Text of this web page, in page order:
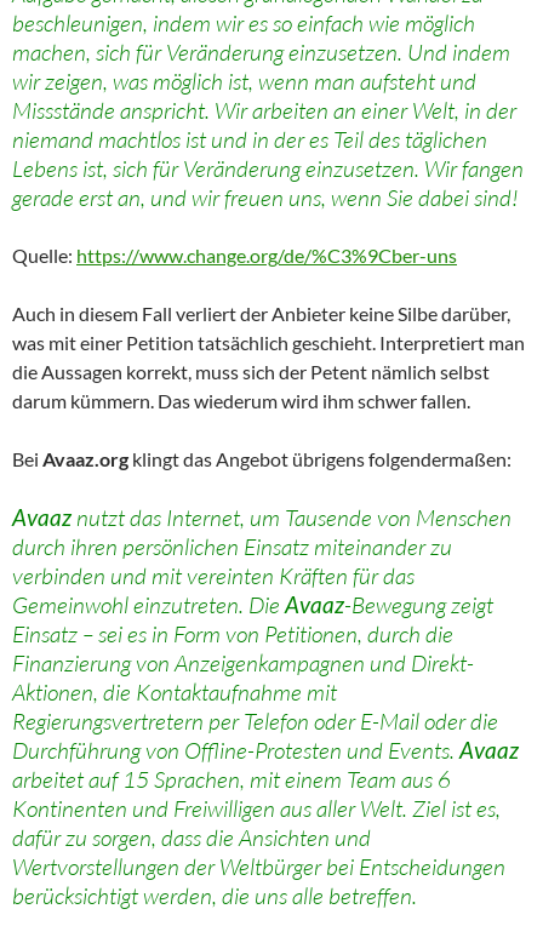
beschleunigen, indem wir es so einfach wie möglich
machen, sich für Veränderung einzusetzen. Und indem
wir zeigen, was möglich ist, wenn man aufsteht und
Missstände anspricht. Wir arbeiten an einer Welt, in der
niemand machtlos ist und in der es Teil des täglichen
Lebens ist, sich für Veränderung einzusetzen. Wir fangen
gerade erst an, und wir freuen uns, wenn Sie dabei sind!
Quelle: https://www.change.org/de/%C3%9Cber-uns
Auch in diesem Fall verliert der Anbieter keine Silbe darüber,
was mit einer Petition tatsächlich geschieht. Interpretiert man
die Aussagen korrekt, muss sich der Petent nämlich selbst
darum kümmern. Das wiederum wird ihm schwer fallen.
Bei Avaaz.org klingt das Angebot übrigens folgendermaßen:
Avaaz nutzt das Internet, um Tausende von Menschen
durch ihren persönlichen Einsatz miteinander zu
verbinden und mit vereinten Kräften für das
Gemeinwohl einzutreten. DieAvaaz-Bewegung zeigt
Einsatz – sei es in Form von Petitionen, durch die
Finanzierung von Anzeigenkampagnen und Direkt-
Aktionen, die Kontaktaufnahme mit
Regierungsvertretern per Telefon oder E-Mail oder die
Durchführung von Offline-Protesten und Events.Avaaz
arbeitet auf 15 Sprachen, mit einem Team aus 6
Kontinenten und Freiwilligen aus aller Welt. Ziel ist es,
dafür zu sorgen, dass die Ansichten und
Wertvorstellungen der Weltbürger bei Entscheidungen
berücksichtigt werden, die uns alle betreffen.